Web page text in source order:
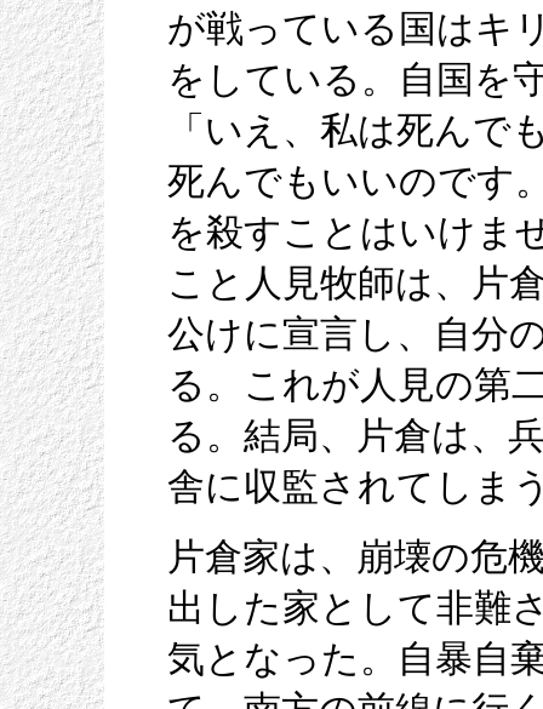
が戦っている国はキ
をしている。自国を
「いえ、私は死んで
死んでもいいのです
を殺すことはいけま
こと人見牧師は、片
公けに宣言し、自分
る。これが人見の第
る。結局、片倉は、
舎に収監されてしま
片倉家は、崩壊の危
出した家として非難
気となった。自暴自